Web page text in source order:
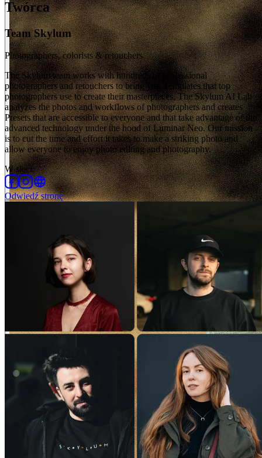
Twórca
Team Skylum
Photographers, colorists & retouchers
The Skylum team works with hundreds of professional
photographers and retouchers to bring you Templates that top
photographers use to create their masterpieces. The Skylum AI Lab
analyzes the photos and workflows of photographers and creates
Presets that are accessible to everyone and that take advantage of the
advanced technology under the hood of Luminar Neo. Our mission
is to cut the time and effort it takes to make a striking photo and
allow everyone to enjoy photo editing and photography.
W sieci:
Odwiedź stronę